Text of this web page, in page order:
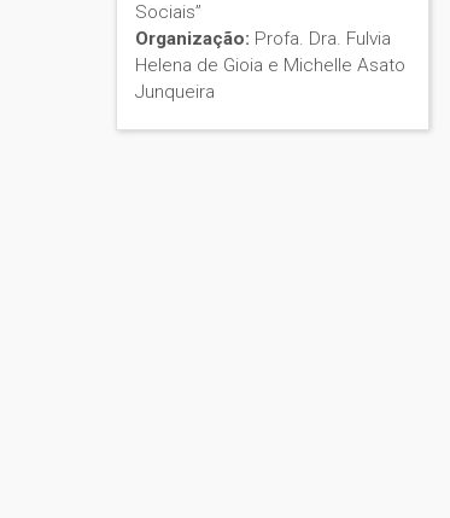
Sociais”
Organização: Profa. Dra. Fulvia
Helena de Gioia e Michelle Asato
Junqueira